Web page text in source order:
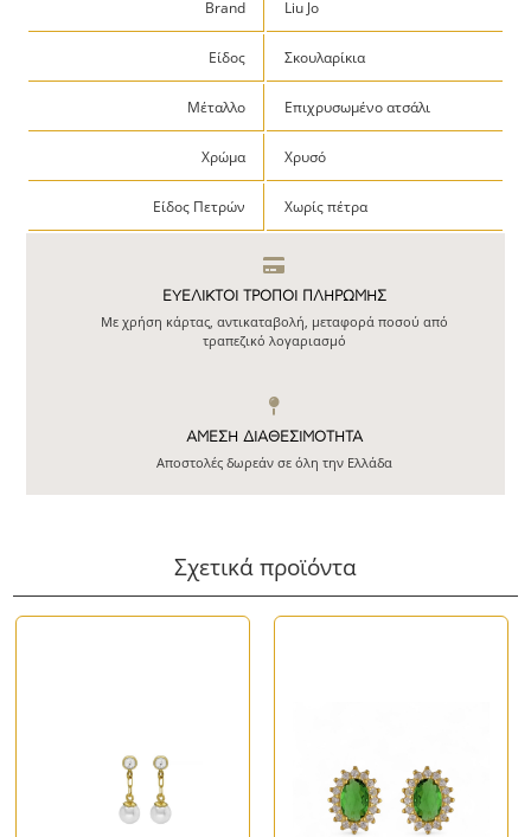
Brand Liu Jo
Είδος Σκουλαρίκια
Μέταλλο Επιχρυσωμένο ατσάλι
Χρώμα Χρυσό
Είδος Πετρών Χωρίς πέτρα
ΕΥΕΛΙΚΤΟΙ ΤΡΟΠΟΙ ΠΛΗΡΩΜΗΣ
Με χρήση κάρτας, αντικαταβολή, μεταφορά ποσού από
τραπεζικό λογαριασμό
ΆΜΕΣΗ ΔΙΑΘΕΣΙΜΌΤΗΤΑ
Αποστολές δωρεάν σε όλη την Ελλάδα
Σχετικά προϊόντα